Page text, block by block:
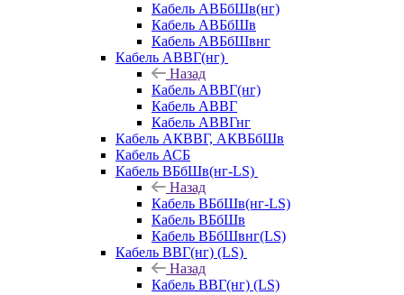
Кабель АВБбШв(нг)
Кабель АВБбШв
Кабель АВБбШвнг
Кабель АВВГ(нг)
Назад
Кабель АВВГ(нг)
Кабель АВВГ
Кабель АВВГнг
Кабель АКВВГ, АКВБбШв
Кабель АСБ
Кабель ВБбШв(нг-LS)
Назад
Кабель ВБбШв(нг-LS)
Кабель ВБбШв
Кабель ВБбШвнг(LS)
Кабель ВВГ(нг) (LS)
Назад
Кабель ВВГ(нг) (LS)